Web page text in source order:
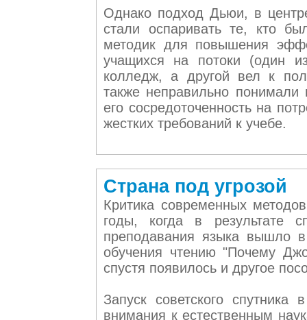
Однако подход Дьюи, в
стали оспаривать те, кто
методик для повышения
учащихся на потоки (один
колледж, а другой вел к
также неправильно понимали
его сосредоточенность на
жестких требований к учебе.
Страна под угрозой
Критика современных
годы, когда в результате
преподавания языка вышло
обучения чтению "Почему
спустя появилось и другое
Запуск советского
внимания к естественным